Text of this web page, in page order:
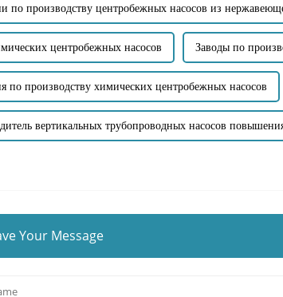
по производству центробежных насосов из
центробежных насосов Заводы по
по производству химических центробежных насосов
вертикальных трубопроводных насосов
Your Message